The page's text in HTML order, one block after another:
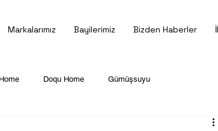
Markalarımız Bayilerimiz Bizden Haberler
Doqu Home Gümüşsuyu